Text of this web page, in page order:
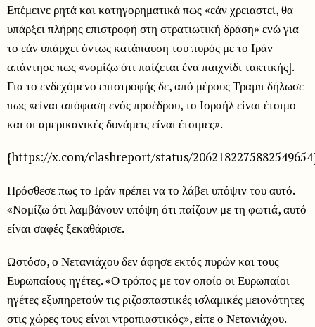
Επέμεινε ρητά και κατηγορηματικά πως «εάν χρειαστεί, θα
υπάρξει πλήρης επιστροφή στη στρατιωτική δράση» ενώ για
το εάν υπάρχει όντως κατάπαυση του πυρός με το Ιράν
απάντησε πως «νομίζω ότι παίζεται ένα παιχνίδι τακτικής].
Για το ενδεχόμενο επιστροφής δε, από μέρους Τραμπ δήλωσε
πως «είναι απόφαση ενός προέδρου, το Ισραήλ είναι έτοιμο
και οι αμερικανικές δυνάμεις είναι έτοιμες».
{https://x.com/clashreport/status/
Πρόσθεσε πως το Ιράν πρέπει να το λάβει υπόψιν του αυτό.
«Νομίζω ότι λαμβάνουν υπόψη ότι παίζουν με τη φωτιά, αυτό
είναι σαφές ξεκαθάρισε.
Ωστόσο, ο Νετανιάχου δεν άφησε εκτός πυρών και τους
Ευρωπαίους ηγέτες. «Ο τρόπος με τον οποίο οι Ευρωπαίοι
ηγέτες εξυπηρετούν τις ριζοσπαστικές ισλαμικές μειονότητες
στις χώρες τους είναι ντροπιαστικός», είπε ο Νετανιάχου.